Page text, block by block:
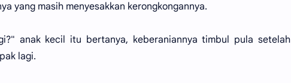
yang masih menyesakkan kerongkongannya.
anak kecil itu bertanya, keberaniannya timbul pula setelah
lagi.